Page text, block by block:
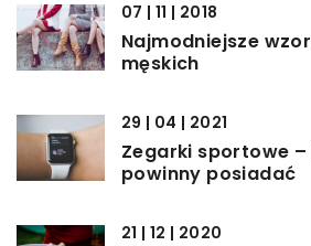
07 | 11 | 2018
Najmodniejsze
męskich
29 | 04 | 2021
Zegarki sportowe
powinny posiadać
21 | 12 | 2020